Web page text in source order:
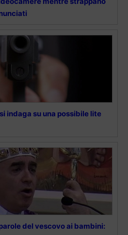
indaga su una possibile lite
del vescovo ai bambini: